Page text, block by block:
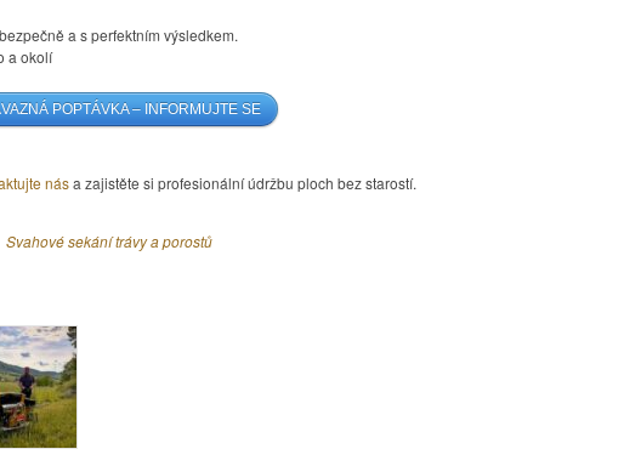
a s perfektním výsledkem.
a okolí
POPTÁVKA – INFORMUJTE SE
nása zajistěte si profesionální údržbu ploch bez starostí.
Svahové sekání trávy a porostů